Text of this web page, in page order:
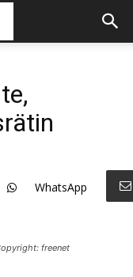
WhatsApp
freenet